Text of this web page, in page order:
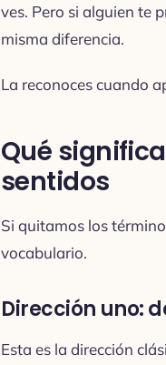
ves. Pero si alguien te
misma diferencia.
La reconoces cuando
Qué
sentidos
Si quitamos los
vocabulario.
Dirección uno:
Esta es la dirección